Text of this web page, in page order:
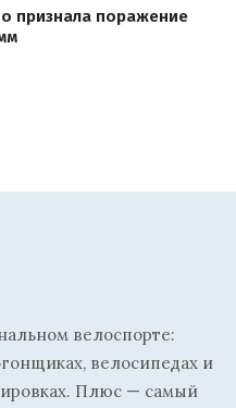
признала поражение
велоспорте:
велосипедах и
Плюс — самый